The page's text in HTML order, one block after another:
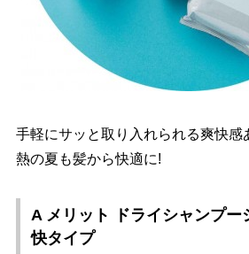
手軽にサッと取り入れられる爽快感
熱の夏も髪から快適に!
A メリット ドライシャンプー
快タイプ